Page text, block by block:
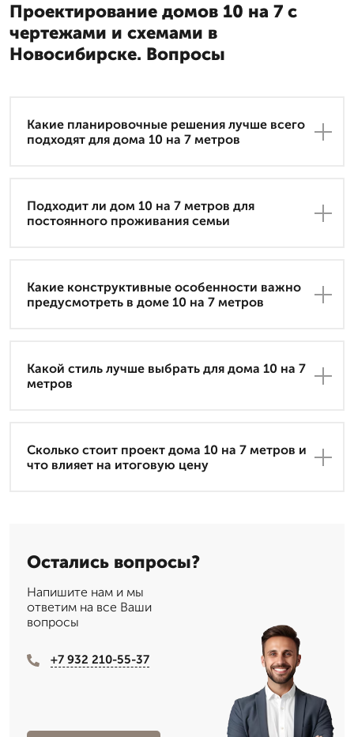
Проектирование домов 10 на 7 с
чертежами и схемами в
Новосибирске. Вопросы
Какие планировочные решения лучше всего
подходят для дома 10 на 7 метров
Подходит ли дом 10 на 7 метров для
постоянного проживания семьи
Какие конструктивные особенности важно
предусмотреть в доме 10 на 7 метров
Какой стиль лучше выбрать для дома 10 на 7
метров
Сколько стоит проект дома 10 на 7 метров и
что влияет на итоговую цену
Остались вопросы?
Напишите нам и мы
ответим на все Ваши
вопросы
+7 932 210-55-37